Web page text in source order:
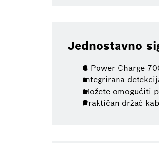
Jednostavno
S Power Charge
Integrirana
Možete omogućiti
Praktičan držač